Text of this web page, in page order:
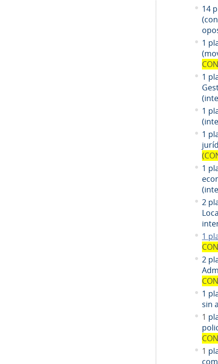
14
1
1
1
1
1
2
1
2
1
sin
1
1